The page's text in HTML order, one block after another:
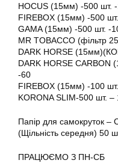
HOCUS (15мм) -500 шт. -
FIREBOX (15мм) -500 шт.
GAMA (15мм) -500 шт. -
MR TOBACCO (фільтр
DARK HORSE
DARK HORSE CARBON
-60
FIREBOX (15мм) -100 шт.
KORONA SLIM-500 шт. –
Папір для самокруток –
(Щільність середня) 50
ПРАЦЮЄМО З ПН-СБ